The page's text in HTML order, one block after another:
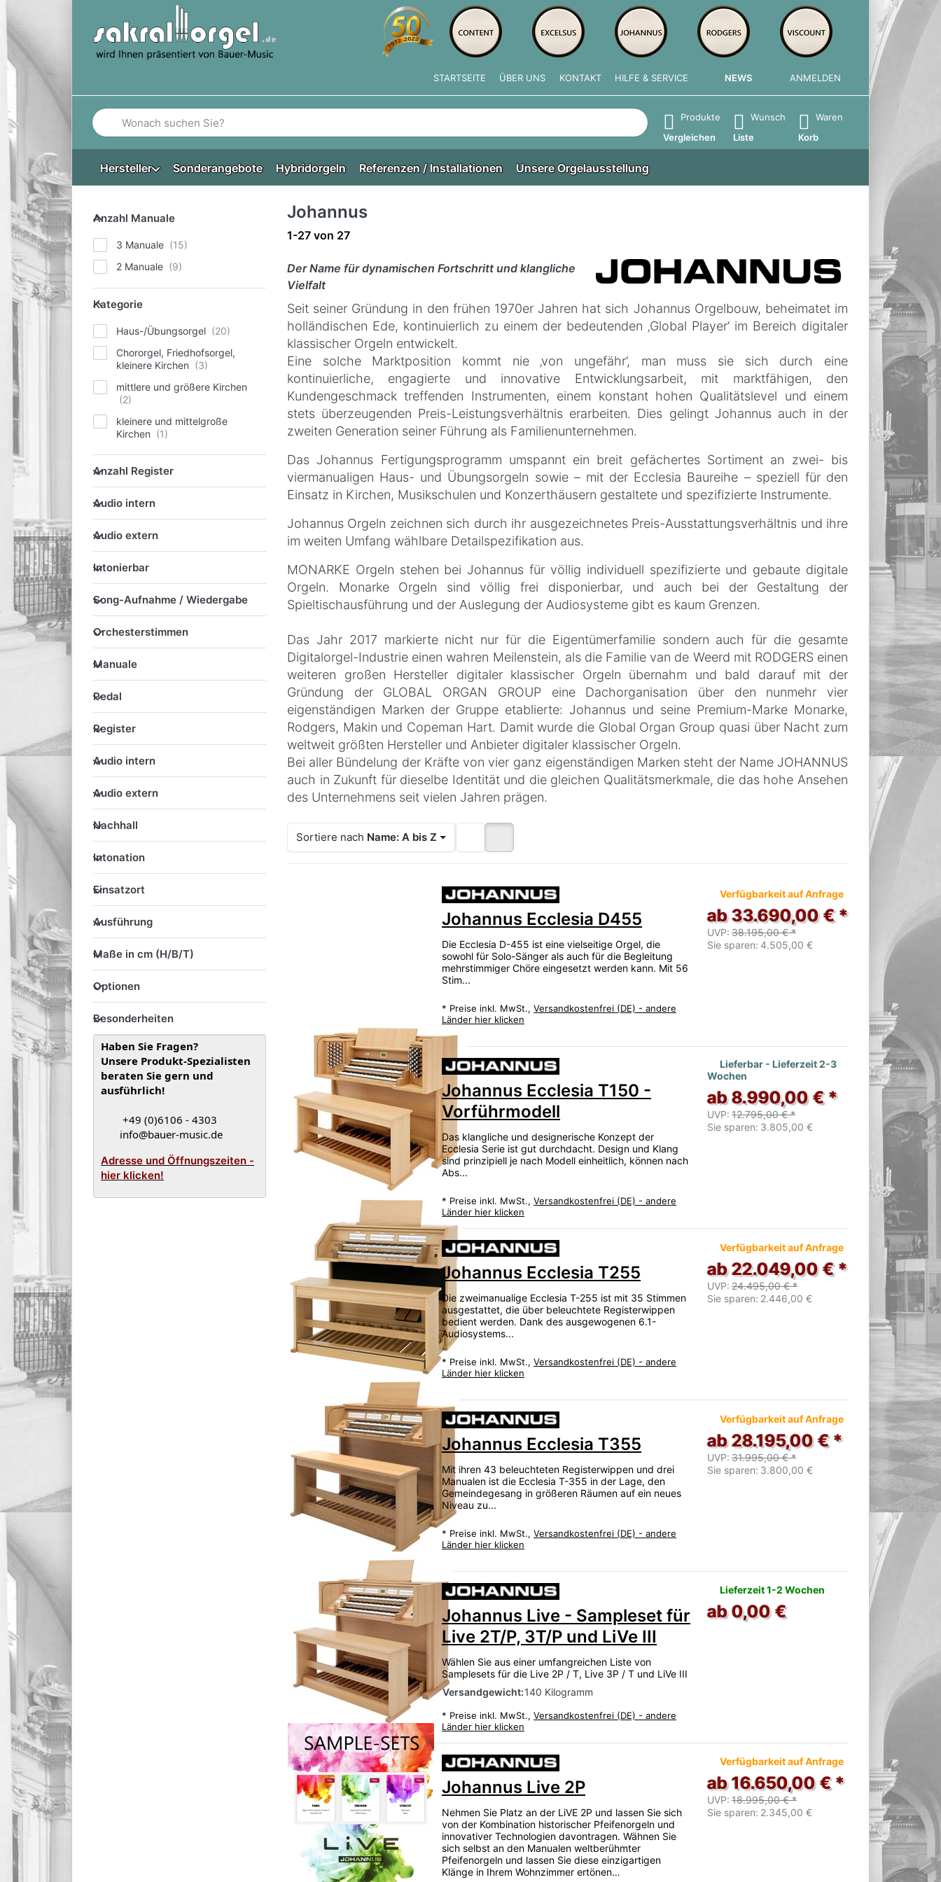
STARTSEITE ÜBER UNS KONTAKT HILFE & SERVICE NEWS ANMELDEN
Geben Sie einen Suchbegriff ein. Während Sie tippen, erscheinen automatisch erste Ergebnisse. Drücken Sie die Eingabetaste, um alle Ergebnisse aufzurufen.
Produkte
Vergleichen
Wunsch
Liste
Waren
Korb
Hersteller Sonderangebote Hybridorgeln Referenzen / Installationen Unsere Orgelausstellung
Anzahl Manuale
Anzahl Manuale
3 Manuale
2 Manuale
Kategorie
Kategorie
Haus-/Übungsorgel
Chororgel, Friedhofsorgel,
kleinere Kirchen
mittlere und größere Kirchen
kleinere und mittelgroße
Kirchen
Anzahl Register
Anzahl Register
Audio intern
Audio intern
Audio extern
Audio extern
Intonierbar
Intonierbar
Song-Aufnahme / Wiedergabe
Song-Aufnahme / Wiedergabe
Orchesterstimmen
Orchesterstimmen
Manuale
Manuale
Pedal
Pedal
Register
Register
Audio intern
Audio intern
Audio extern
Audio extern
Nachhall
Nachhall
Intonation
Intonation
Einsatzort
Einsatzort
Ausführung
Ausführung
Maße in cm (H/B/T)
Maße in cm (H/B/T)
Optionen
Optionen
Besonderheiten
Besonderheiten
Haben Sie Fragen?
Unsere Produkt-Spezialisten
beraten Sie gern und
ausführlich!
+49 (0)6106 - 4303
info@bauer-music.de
Adresse und Öffnungszeiten -
hier klicken!
Johannus
Suchergebnisse:
1-27 von 27
Der Name für dynamischen Fortschritt und klangliche
Vielfalt
Seit seiner Gründung in den frühen 1970er Jahren hat sich Johannus Orgelbouw, beheimatet im
holländischen Ede, kontinuierlich zu einem der bedeutenden ‚Global Player‘ im Bereich digitaler
klassischer Orgeln entwickelt.
Eine solche Marktposition kommt nie ‚von ungefähr‘, man muss sie sich durch eine
kontinuierliche, engagierte und innovative Entwicklungsarbeit, mit marktfähigen, den
Kundengeschmack treffenden Instrumenten, einem konstant hohen Qualitätslevel und einem
stets überzeugenden Preis-Leistungsverhältnis erarbeiten. Dies gelingt Johannus auch in der
zweiten Generation seiner Führung als Familienunternehmen.
Das Johannus Fertigungsprogramm umspannt ein breit gefächertes Sortiment an zwei- bis
viermanualigen Haus- und Übungsorgeln sowie – mit der Ecclesia Baureihe – speziell für den
Einsatz in Kirchen, Musikschulen und Konzerthäusern gestaltete und spezifizierte Instrumente.
Johannus Orgeln zeichnen sich durch ihr ausgezeichnetes Preis-Ausstattungsverhältnis und ihre
im weiten Umfang wählbare Detailspezifikation aus.
MONARKE Orgeln stehen bei Johannus für völlig individuell spezifizierte und gebaute digitale
Orgeln. Monarke Orgeln sind völlig frei disponierbar, und auch bei der Gestaltung der
Spieltischausführung und der Auslegung der Audiosysteme gibt es kaum Grenzen.
Das Jahr 2017 markierte nicht nur für die Eigentümerfamilie sondern auch für die gesamte
Digitalorgel-Industrie einen wahren Meilenstein, als die Familie van de Weerd mit RODGERS einen
weiteren großen Hersteller digitaler klassischer Orgeln übernahm und bald darauf mit der
Gründung der GLOBAL ORGAN GROUP eine Dachorganisation über den nunmehr vier
eigenständigen Marken der Gruppe etablierte: Johannus und seine Premium-Marke Monarke,
Rodgers, Makin und Copeman Hart. Damit wurde die Global Organ Group quasi über Nacht zum
weltweit größten Hersteller und Anbieter digitaler klassischer Orgeln.
Bei aller Bündelung der Kräfte von vier ganz eigenständigen Marken steht der Name JOHANNUS
auch in Zukunft für dieselbe Identität und die gleichen Qualitätsmerkmale, die das hohe Ansehen
des Unternehmens seit vielen Jahren prägen.
Sortiere nach Name: A bis Z
Johannus Ecclesia D455
Die Ecclesia D-455 ist eine vielseitige Orgel, die
sowohl für Solo-Sänger als auch für die Begleitung
mehrstimmiger Chöre eingesetzt werden kann. Mit 56
Stim...
* Preise inkl. MwSt., Versandkostenfrei (DE) - andere
Länder hier klicken
Verfügbarkeit auf Anfrage
ab 33.690,00 € *
UVP: 38.195,00 € *
Sie sparen: 4.505,00 €
Johannus Ecclesia T150 -
Vorführmodell
Das klangliche und designerische Konzept der
Ecclesia Serie ist gut durchdacht. Design und Klang
sind prinzipiell je nach Modell einheitlich, können nach
Abs...
* Preise inkl. MwSt., Versandkostenfrei (DE) - andere
Länder hier klicken
Lieferbar - Lieferzeit 2-3
Wochen
ab 8.990,00 € *
UVP: 12.795,00 € *
Sie sparen: 3.805,00 €
Johannus Ecclesia T255
Die zweimanualige Ecclesia T-255 ist mit 35 Stimmen
ausgestattet, die über beleuchtete Registerwippen
bedient werden. Dank des ausgewogenen 6.1-
Audiosystems...
* Preise inkl. MwSt., Versandkostenfrei (DE) - andere
Länder hier klicken
Verfügbarkeit auf Anfrage
ab 22.049,00 € *
UVP: 24.495,00 € *
Sie sparen: 2.446,00 €
Johannus Ecclesia T355
Mit ihren 43 beleuchteten Registerwippen und drei
Manualen ist die Ecclesia T-355 in der Lage, den
Gemeindegesang in größeren Räumen auf ein neues
Niveau zu...
* Preise inkl. MwSt., Versandkostenfrei (DE) - andere
Länder hier klicken
Verfügbarkeit auf Anfrage
ab 28.195,00 € *
UVP: 31.995,00 € *
Sie sparen: 3.800,00 €
Johannus Live - Sampleset für
Live 2T/P, 3T/P und LiVe III
Wählen Sie aus einer umfangreichen Liste von
Samplesets für die Live 2P / T, Live 3P / T und LiVe III
Versandgewicht:140 Kilogramm
* Preise inkl. MwSt., Versandkostenfrei (DE) - andere
Länder hier klicken
Lieferzeit 1-2 Wochen
ab 0,00 €
Johannus Live 2P
Nehmen Sie Platz an der LiVE 2P und lassen Sie sich
von der Kombination historischer Pfeifenorgeln und
innovativer Technologien davontragen. Wähnen Sie
sich selbst an den Manualen weltberühmter
Pfeifenorgeln und lassen Sie diese einzigartigen
Klänge in Ihrem Wohnzimmer ertönen…
Verfügbarkeit auf Anfrage
ab 16.650,00 € *
UVP: 18.995,00 € *
Sie sparen: 2.345,00 €